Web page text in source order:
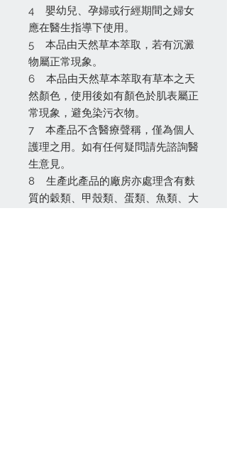
4 嬰幼兒、孕婦或行經期間之婦女
應在醫生指導下使用。
5 本品由天然草本萃取，若有沉澱
物屬正常現象。
6 本品由天然草本萃取有草本之天
然顏色，使用後如有顏色於肌表屬正
常現象，避免染污衣物。
7 本產品不含醫療聲稱，僅為個人
護理之用。如有任何疑問請先諮詢醫
生意見。
8 生產此產品的廠房亦處理含有麩
質的穀類、甲殼類、蛋類、魚類、大